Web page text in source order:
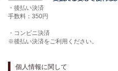
・後払い決済
手数料：350円
・コンビニ決済
※後払い決済をご利用ください。
個人情報に関して